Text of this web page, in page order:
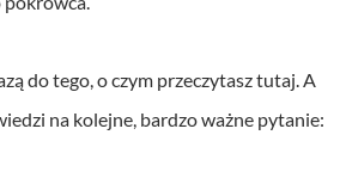
do tego, o czym przeczytasz tutaj. A
na kolejne, bardzo ważne pytanie: